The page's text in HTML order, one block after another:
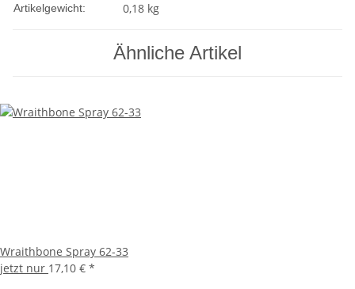
Artikelgewicht: 0,18 kg
Ähnliche Artikel
Wraithbone Spray 62-33
jetzt nur 17,10 € *